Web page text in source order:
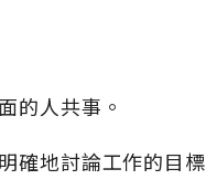
的人共事。
確地討論工作的目標